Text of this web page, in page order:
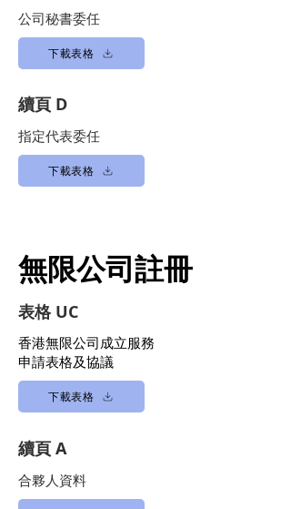
公司秘書委任
下載表格
續頁 D
指定代表委任
下載表格
無限公司註冊
表格 UC
香港無限公司成立服務
申請表格及協議
下載表格
續頁 A
合夥人資料